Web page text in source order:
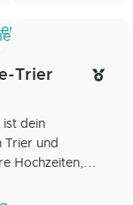
Trier
ist dein
Trier und
Hochzeiten,...